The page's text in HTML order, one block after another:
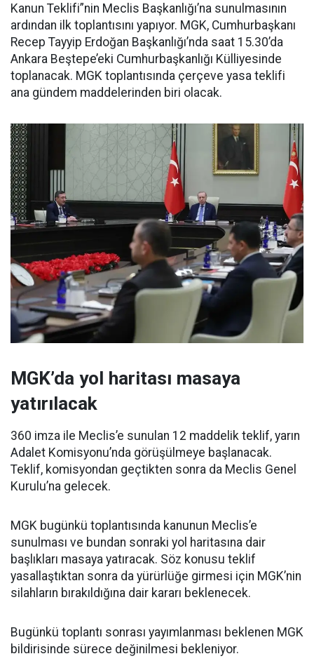
Kanun Teklifi”nin Meclis Başkanlığı’na sunulmasının
ardından ilk toplantısını yapıyor. MGK, Cumhurbaşkanı
Recep Tayyip Erdoğan Başkanlığı’nda saat 15.30’da
Ankara Beştepe’eki Cumhurbaşkanlığı Külliyesinde
toplanacak. MGK toplantısında çerçeve yasa teklifi
ana gündem maddelerinden biri olacak.
MGK’da yol haritası masaya
yatırılacak
360 imza ile Meclis’e sunulan 12 maddelik teklif, yarın
Adalet Komisyonu’nda görüşülmeye başlanacak.
Teklif, komisyondan geçtikten sonra da Meclis Genel
Kurulu’na gelecek.
MGK bugünkü toplantısında kanunun Meclis’e
sunulması ve bundan sonraki yol haritasına dair
başlıkları masaya yatıracak. Söz konusu teklif
yasallaştıktan sonra da yürürlüğe girmesi için MGK’nin
silahların bırakıldığına dair kararı beklenecek.
Bugünkü toplantı sonrası yayımlanması beklenen MGK
bildirisinde sürece değinilmesi bekleniyor.